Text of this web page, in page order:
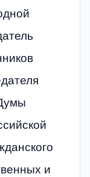
и